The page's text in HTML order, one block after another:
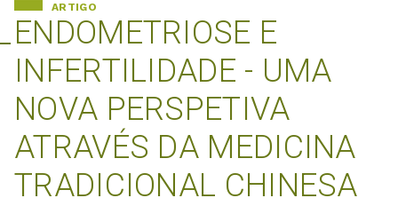
ENDOMETRIOSE E
INFERTILIDADE - UMA
NOVA PERSPETIVA
ATRAVÉS DA MEDICINA
TRADICIONAL CHINESA
ARTIGO